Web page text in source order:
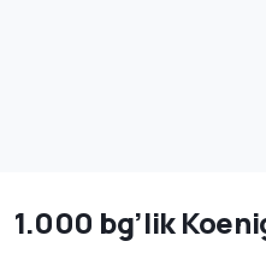
1.000 bg’lik